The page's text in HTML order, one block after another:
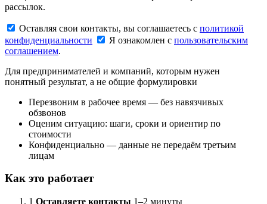
рассылок.
Оставляя свои контакты, вы соглашаетесь с политикой
конфиденциальности
Я ознакомлен с пользовательским
соглашением.
Для предпринимателей и компаний, которым нужен
понятный результат, а не общие формулировки
Перезвоним в рабочее время — без навязчивых
обзвонов
Оценим ситуацию: шаги, сроки и ориентир по
стоимости
Конфиденциально — данные не передаём третьим
лицам
Как это работает
1 Оставляете контакты 1–2 минуты